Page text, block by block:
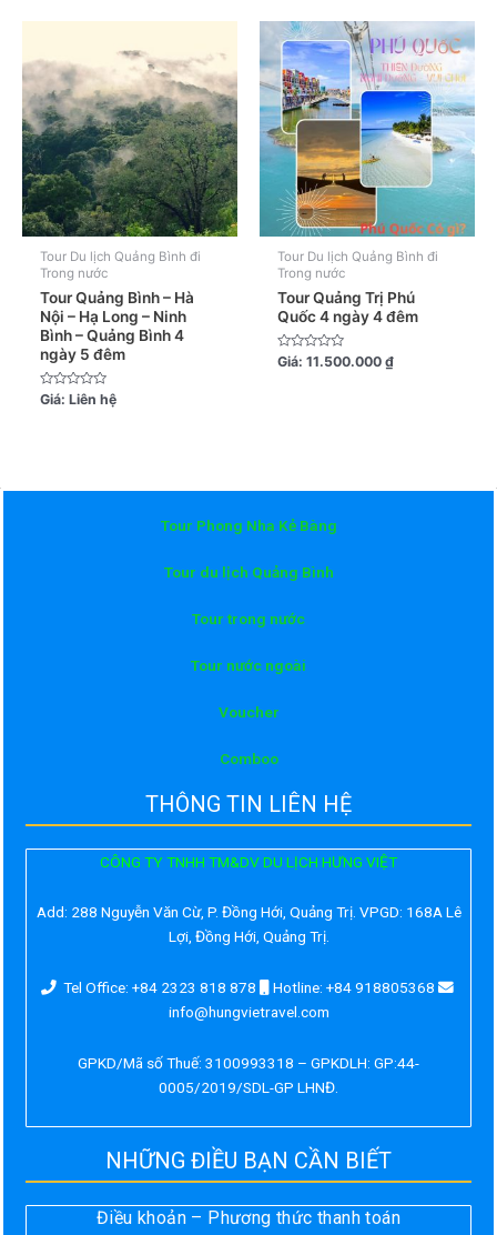
Tour Du lịch Quảng Bình đi
Trong nước
Tour Quảng Bình – Hà
Nội – Hạ Long – Ninh
Bình – Quảng Bình 4
ngày 5 đêm
Được
xếp
Giá: Liên hệ
Tour Du lịch Quảng Bình đi
Trong nước
Tour Quảng Trị Phú
Quốc 4 ngày 4 đêm
Được
xếp
Giá: 11.500.000₫
Tour Phong Nha Kẻ Bàng
Tour du lịch Quảng Bình
Tour trong nước
Tour nước ngoài
Voucher
Comboo
THÔNG TIN LIÊN HỆ
CÔNG TY TNHH TM&DV DU LỊCH HƯNG VIỆT
Add: 288 Nguyễn Văn Cừ, P. Đồng Hới, Quảng Trị. VPGD: 168A Lê
Lợi, Đồng Hới, Quảng Trị.
Tel Office: +84 2323 818 878
Hotline: +84 918805368
info@hungvietravel.com
GPKD/Mã số Thuế: 3100993318 – GPKDLH: GP:44-
0005/2019/SDL-GP LHNĐ.
NHỮNG ĐIỀU BẠN CẦN BIẾT
Điều khoản – Phương thức thanh toán